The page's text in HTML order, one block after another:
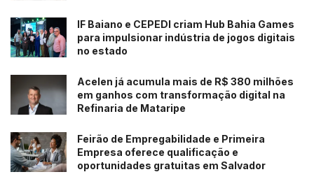
IF Baiano e CEPEDI criam Hub Bahia Games
para impulsionar indústria de jogos digitais
no estado
Acelen já acumula mais de R$ 380 milhões
em ganhos com transformação digital na
Refinaria de Mataripe
Feirão de Empregabilidade e Primeira
Empresa oferece qualificação e
oportunidades gratuitas em Salvador